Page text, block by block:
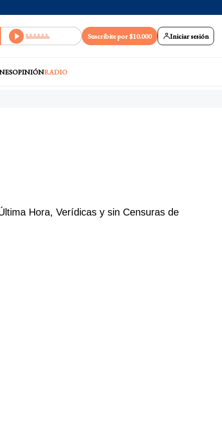
Suscribite por $10.000 Iniciar sesión
OPINIÓNRADIO
Hora, Verídicas y sin Censuras de